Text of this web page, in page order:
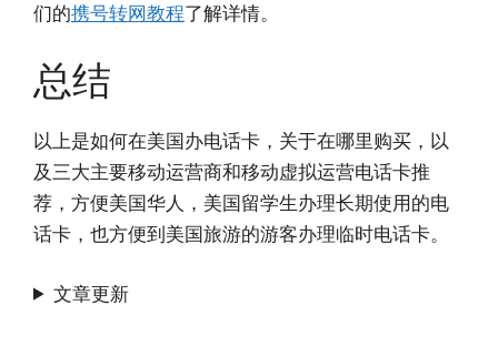
们的携号转网教程了解详情。
总结
以上是如何在美国办电话卡，关于在哪里购买，以
及三大主要移动运营商和移动虚拟运营电话卡推
荐，方便美国华人，美国留学生办理长期使用的电
话卡，也方便到美国旅游的游客办理临时电话卡。
文章更新